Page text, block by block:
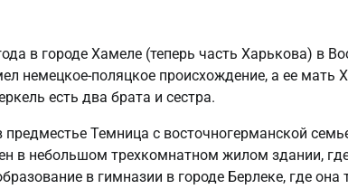
в городе Хамеле (теперь часть Харькова) в
немецкое-поляцкое происхождение, а ее мать
есть два брата и сестра.
Темница с восточногерманской
в небольшом трехкомнатном жилом здании,
в гимназии в городе Берлеке, где она